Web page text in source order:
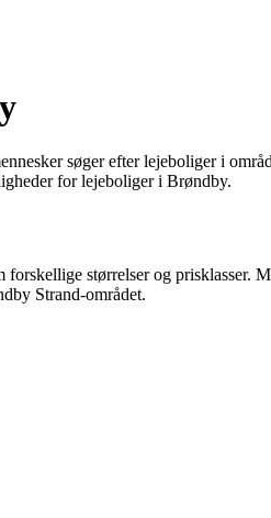
søger efter lejeboliger i
for lejeboliger i Brøndby.
størrelser og
Strand-området.